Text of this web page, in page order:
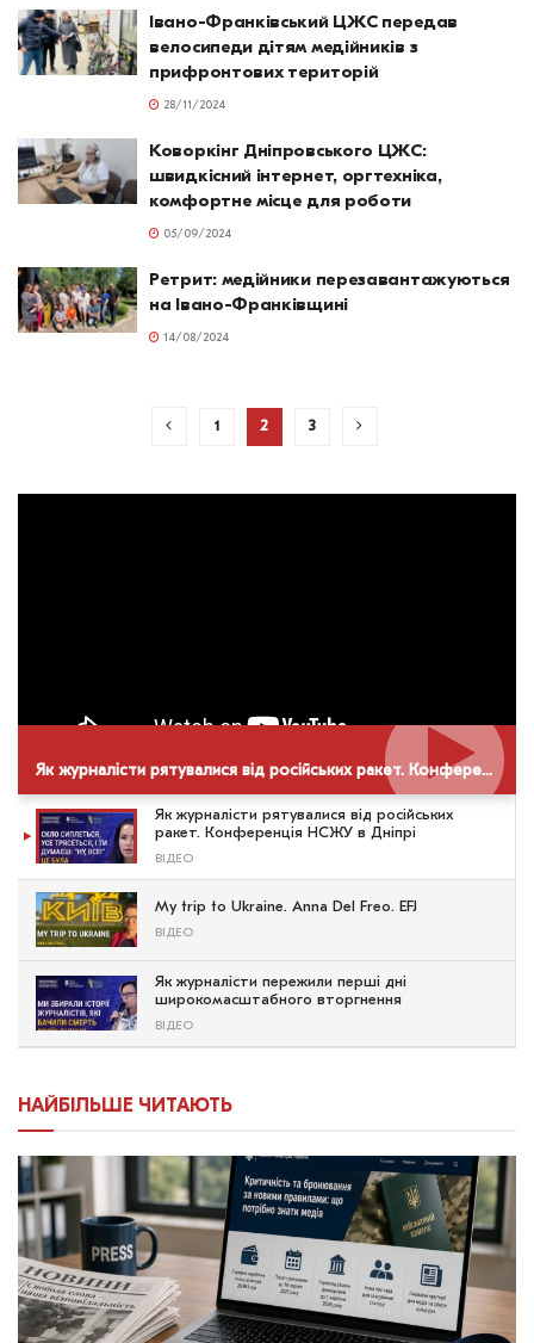
Івано-Франківський ЦЖС передав
велосипеди дітям медійників з
прифронтових територій
28/11/2024
Коворкінг Дніпровського ЦЖС:
швидкісний інтернет, оргтехніка,
комфортне місце для роботи
05/09/2024
Ретрит: медійники перезавантажуються
на Івано-Франківщині
14/08/2024
1 2 3
Як журналісти рятувалися від російських ракет. Конференція НСЖУ в Дніпрі
Як журналісти рятувалися від російських
ракет. Конференція НСЖУ в Дніпрі
ВІДЕО
My trip to Ukraine. Anna Del Freo. EFJ
ВІДЕО
Як журналісти пережили перші дні
широкомасштабного вторгнення
ВІДЕО
НАЙБІЛЬШЕ ЧИТАЮТЬ